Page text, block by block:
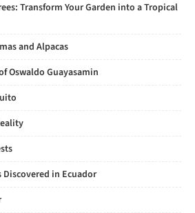
Transform Your Garden into a Tropical
and Alpacas
Oswaldo Guayasamin
Discovered in Ecuador